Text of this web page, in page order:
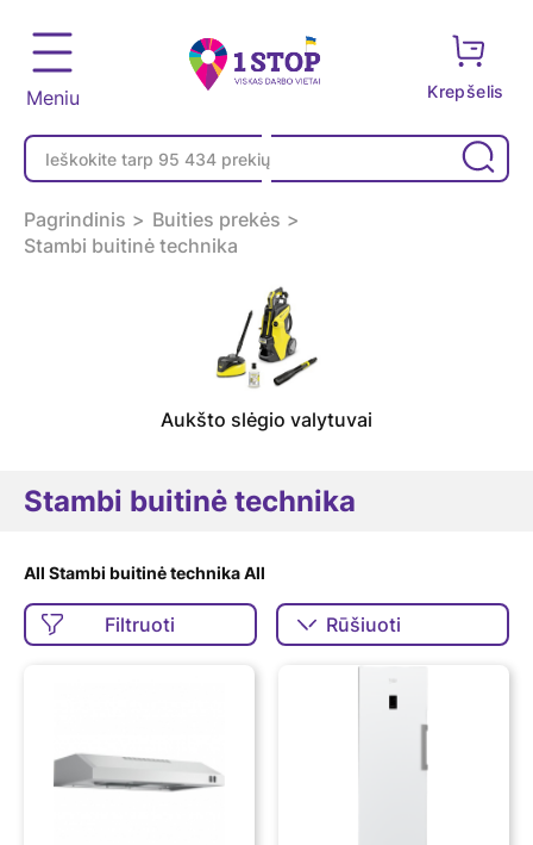
Meniu Krepšelis
Pagrindinis
Buities prekės
Stambi buitinė technika
Aukšto slėgio valytuvai
Stambi buitinė technika
All Stambi buitinė technika All
Filtruoti